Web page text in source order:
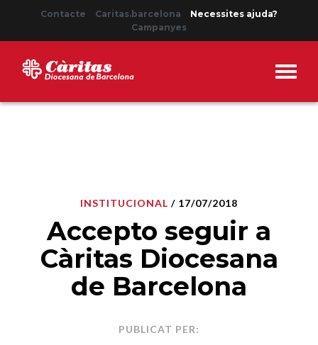
Contacte Caritas.barcelona
Necessites ajuda?
Campanyes
INSTITUCIONAL / 17/07/2018
Accepto seguir a
Càritas Diocesana
de Barcelona
PUBLICAT PER: